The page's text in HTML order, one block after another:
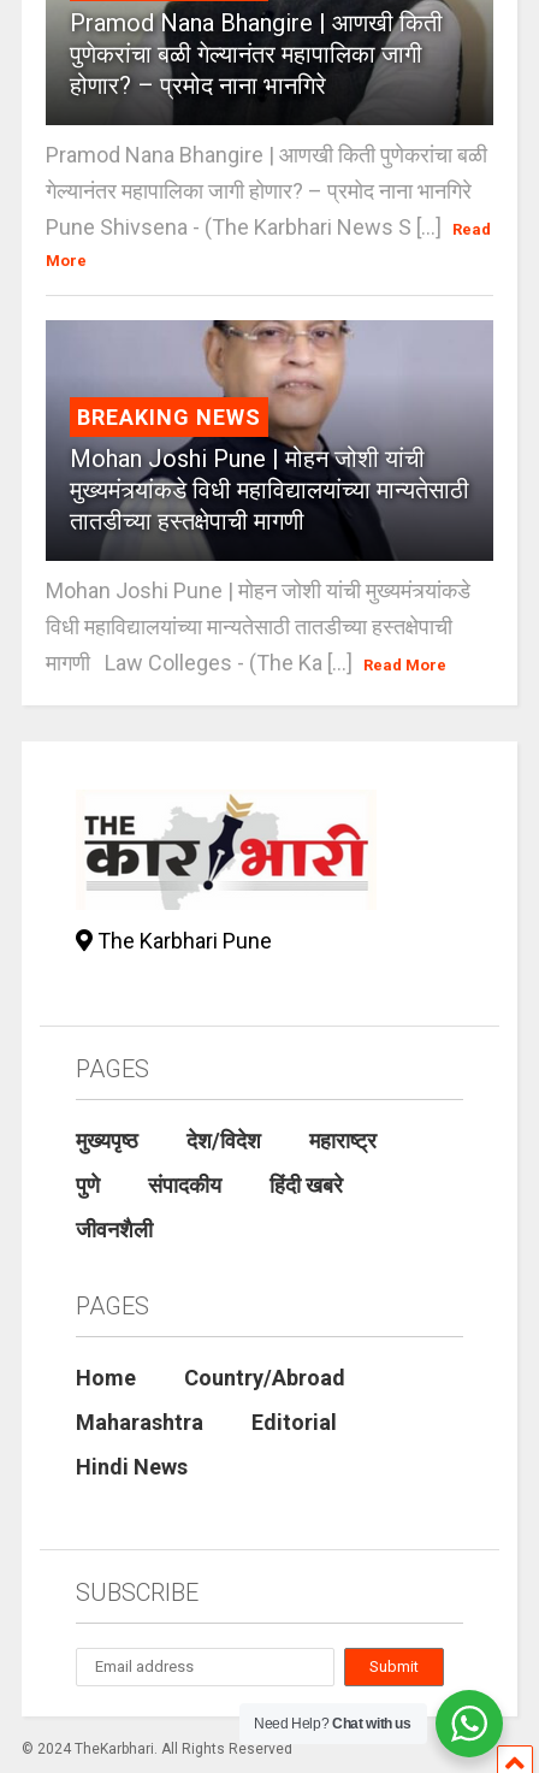
Pramod Nana Bhangire | आणखी किती
पुणेकरांचा बळी गेल्यानंतर महापालिका जागी
होणार? – प्रमोद नाना भानगिरे
Pramod Nana Bhangire | आणखी किती पुणेकरांचा बळी
गेल्यानंतर महापालिका जागी होणार? – प्रमोद नाना भानगिरे
Pune Shivsena - (The Karbhari News S [...]
Read
More
BREAKING NEWS
Mohan Joshi Pune | मोहन जोशी यांची
मुख्यमंत्र्यांकडे विधी महाविद्यालयांच्या मान्यतेसाठी
तातडीच्या हस्तक्षेपाची मागणी
Mohan Joshi Pune | मोहन जोशी यांची मुख्यमंत्र्यांकडे
विधी महाविद्यालयांच्या मान्यतेसाठी तातडीच्या हस्तक्षेपाची
मागणी Law Colleges - (The Ka [...]
Read More
The Karbhari Pune
PAGES
मुख्यपृष्ठ देश/विदेश
महाराष्ट्र
पुणे
संपादकीय
हिंदी खबरे
जीवनशैली
PAGES
Home
Country/Abroad
Maharashtra
Editorial
Hindi News
SUBSCRIBE
© 2024 TheKarbhari. All Rights Reserved
Need Help?Chat with us